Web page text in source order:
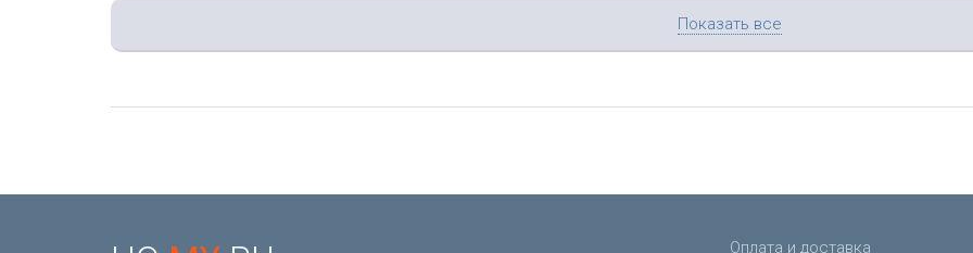
Показать все
Оплата и доставка